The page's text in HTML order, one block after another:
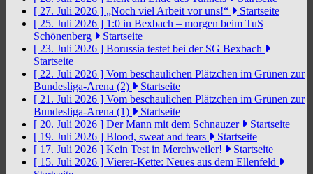
[ 27. Juli 2026 ] „Noch viel Arbeit vor uns!“
Startseite
[ 25. Juli 2026 ] 1:0 in Bexbach – morgen beim TuS
Schönenberg
Startseite
[ 23. Juli 2026 ] Borussia testet bei der SG Bexbach
Startseite
[ 22. Juli 2026 ] Vom beschaulichen Plätzchen im Grünen zur
Bundesliga-Arena (2)
Startseite
[ 21. Juli 2026 ] Vom beschaulichen Plätzchen im Grünen zur
Bundesliga-Arena (1)
Startseite
[ 20. Juli 2026 ] Der Mann mit dem Schnauzer
Startseite
[ 19. Juli 2026 ] Blood, sweat and tears
Startseite
[ 17. Juli 2026 ] Kein Test in Merchweiler!
Startseite
[ 15. Juli 2026 ] Vierer-Kette: Neues aus dem Ellenfeld